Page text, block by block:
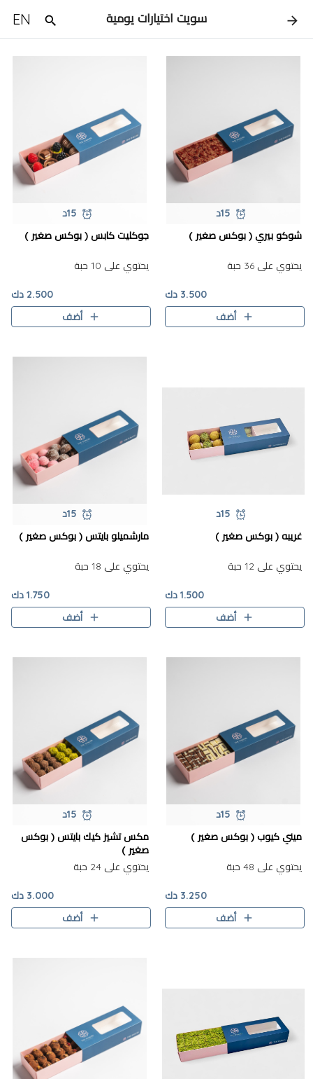
سويت اختيارات يومية EN
15د
شوكو بيري ( بوكس صغير )
يحتوي على 36 حبة
3.500 دك
أضف
15د
جوكليت كابس ( بوكس صغير )
يحتوي على 10 حبة
2.500 دك
أضف
15د
غريبه ( بوكس صغير )
يحتوي على 12 حبة
1.500 دك
أضف
15د
مارشميلو بايتس ( بوكس صغير )
يحتوي على 18 حبة
1.750 دك
أضف
15د
ميني كيوب ( بوكس صغير )
يحتوي على 48 حبة
3.250 دك
أضف
15د
مكس تشيز كيك بايتس ( بوكس
صغير )
يحتوي على 24 حبة
3.000 دك
أضف